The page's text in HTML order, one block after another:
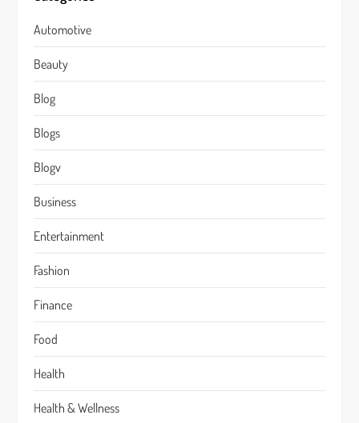
Automotive
Beauty
Blog
Blogs
Blogv
Business
Entertainment
Fashion
Finance
Food
Health
Health & Wellness